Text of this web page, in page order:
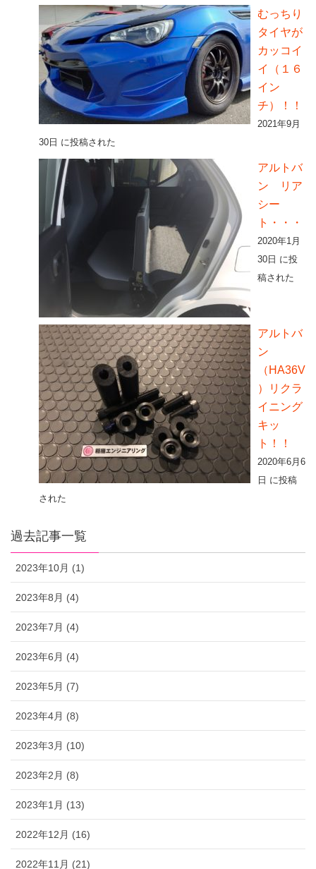
むっちり
タイヤが
カッコイ
イ（１６
イン
チ）！！
2021年9月
30日 に投稿された
アルトバ
ン リア
シー
ト・・・
2020年1月
30日 に投
稿された
アルトバ
ン
（HA36V
）リクラ
イニング
キッ
ト！！
2020年6月6
日 に投稿
された
過去記事一覧
2023年10月 (1)
2023年8月 (4)
2023年7月 (4)
2023年6月 (4)
2023年5月 (7)
2023年4月 (8)
2023年3月 (10)
2023年2月 (8)
2023年1月 (13)
2022年12月 (16)
2022年11月 (21)